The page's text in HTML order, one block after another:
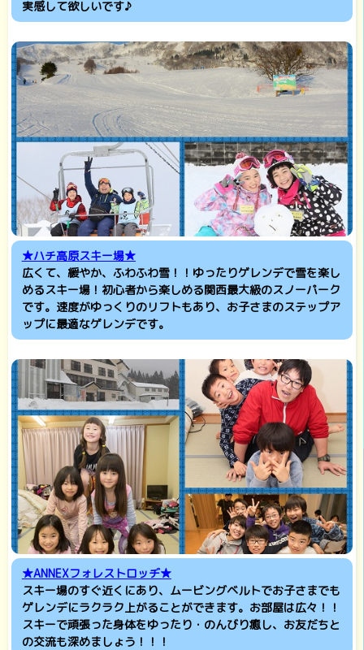
実感して欲しいです♪
★ハチ高原スキー場★
広くて、緩やか、ふわふわ雪！！ゆったりゲレンデで雪を楽し
めるスキー場！初心者から楽しめる関西最大級のスノーパーク
です。速度がゆっくりのリフトもあり、お子さまのステップア
ップに最適なゲレンデです。
★ANNEXフォレストロッヂ★
スキー場のすぐ近くにあり、ムービングベルトでお子さまでも
ゲレンデにラクラク上がることができます。お部屋は広々！！
スキーで頑張った身体をゆったり・のんびり癒し、お友だちと
の交流も深めましょう！！！